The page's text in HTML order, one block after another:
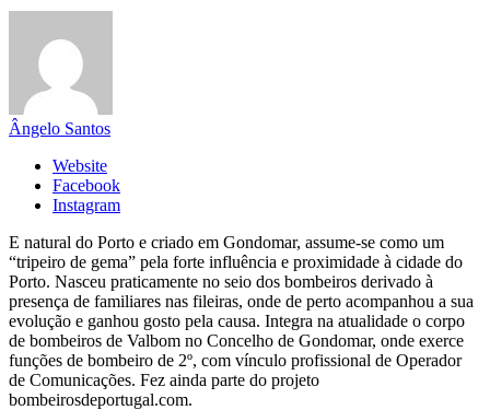
Ângelo Santos
Website
Facebook
Instagram
E natural do Porto e criado em Gondomar, assume-se como um
“tripeiro de gema” pela forte influência e proximidade à cidade do
Porto. Nasceu praticamente no seio dos bombeiros derivado à
presença de familiares nas fileiras, onde de perto acompanhou a sua
evolução e ganhou gosto pela causa. Integra na atualidade o corpo
de bombeiros de Valbom no Concelho de Gondomar, onde exerce
funções de bombeiro de 2º, com vínculo profissional de Operador
de Comunicações. Fez ainda parte do projeto
bombeirosdeportugal.com.